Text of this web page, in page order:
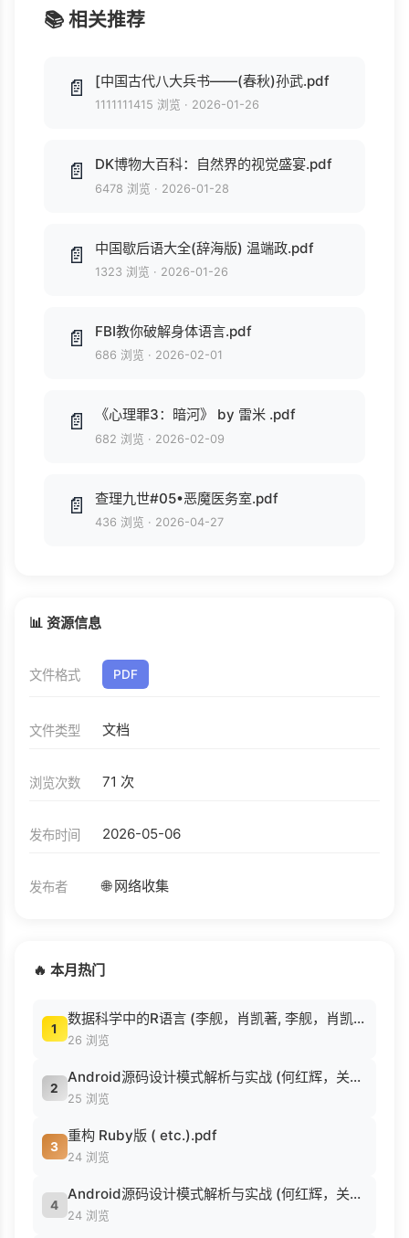
📚 相关推荐
📄 [中国古代八大兵书——(春秋)孙武.pdf
1111111415 浏览 · 2026-01-26
📄 DK博物大百科：自然界的视觉盛宴.pdf
6478 浏览 · 2026-01-28
📄 中国歇后语大全(辞海版) 温端政.pdf
1323 浏览 · 2026-01-26
📄 FBI教你破解身体语言.pdf
686 浏览 · 2026-02-01
📄 《心理罪3：暗河》 by 雷米 .pdf
682 浏览 · 2026-02-09
📄 查理九世#05•恶魔医务室.pdf
436 浏览 · 2026-04-27
📊 资源信息
文件格式 PDF
文件类型 文档
浏览次数 71 次
发布时间 2026-05-06
发布者 🌐 网络收集
🔥 本月热门
1
数据科学中的R语言 (李舰，肖凯著, 李舰，肖凯著；吴喜之审校, Pdg2Pic).pdf
26 浏览
2
Android源码设计模式解析与实战 (何红辉，关爱民著, 何红辉, 关爱民著, 何红辉, 关爱民).pdf
25 浏览
3
重构 Ruby版 ( etc.).pdf
24 浏览
4
Android源码设计模式解析与实战 (何红辉，关爱民著, 何红辉, 关爱民著, 何红辉, 关爱民).pdf
24 浏览